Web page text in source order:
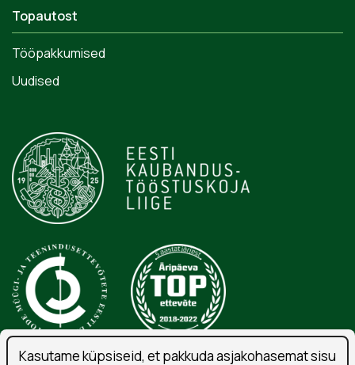
Topautost
Tööpakkumised
Uudised
Kasutame küpsiseid, et pakkuda asjakohasemat sisu